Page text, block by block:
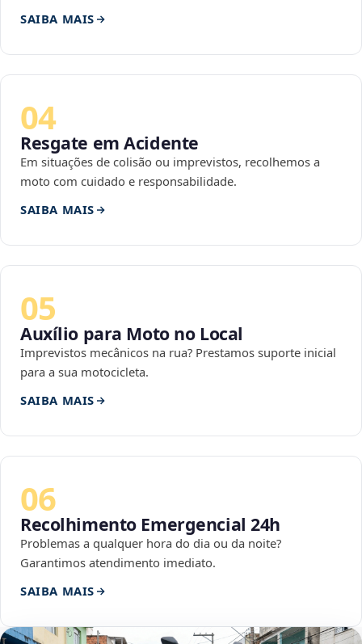
SAIBA MAIS
04
Resgate em Acidente
Em situações de colisão ou imprevistos, recolhemos a
moto com cuidado e responsabilidade.
SAIBA MAIS
05
Auxílio para Moto no Local
Imprevistos mecânicos na rua? Prestamos suporte inicial
para a sua motocicleta.
SAIBA MAIS
06
Recolhimento Emergencial 24h
Problemas a qualquer hora do dia ou da noite?
Garantimos atendimento imediato.
SAIBA MAIS